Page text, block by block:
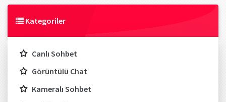
Kategoriler
Canlı Sohbet
Görüntülü Chat
Kameralı Sohbet